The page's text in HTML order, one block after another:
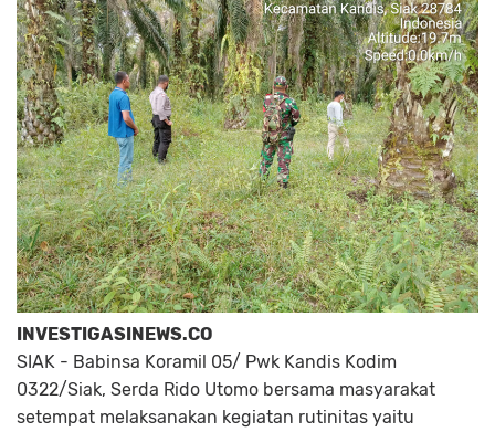
INVESTIGASINEWS.CO
SIAK - Babinsa Koramil 05/ Pwk Kandis Kodim
0322/Siak, Serda Rido Utomo bersama masyarakat
setempat melaksanakan kegiatan rutinitas yaitu